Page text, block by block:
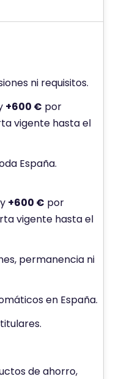
ni requisitos.
+600 € por
vigente hasta el
España.
+600 € por
vigente hasta el
permanencia ni
en España.
de ahorro,